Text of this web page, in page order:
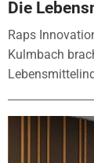
Die
Raps
Kulmbach